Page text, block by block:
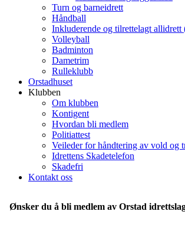
Turn og barneidrett
Håndball
Inkluderende og tilrettelagt
Volleyball
Badminton
Dametrim
Rulleklubb
Orstadhuset
Klubben
Om klubben
Kontigent
Hvordan bli medlem
Politiattest
Veileder for håndtering av vold og
Idrettens Skadetelefon
Skadefri
Kontakt oss
Ønsker du å bli medlem av Orstad